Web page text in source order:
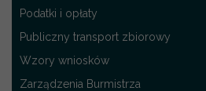
Podatki i opłaty
Publiczny transport zbiorowy
Wzory wniosków
Zarządzenia Burmistrza